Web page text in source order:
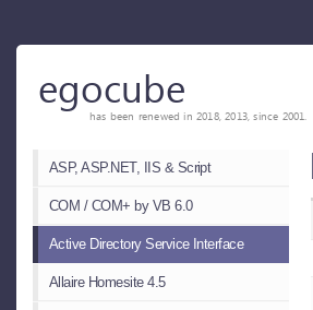
egocube
has been renewed in 2018, 2013, since 2001.
ASP, ASP.NET, IIS & Script
COM / COM+ by VB 6.0
Active Directory Service Interface
Allaire Homesite 4.5